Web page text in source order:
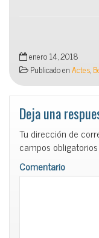
enero 14, 2018
Publicado enActes,
Deja una
Tu dirección de
campos
Comentario